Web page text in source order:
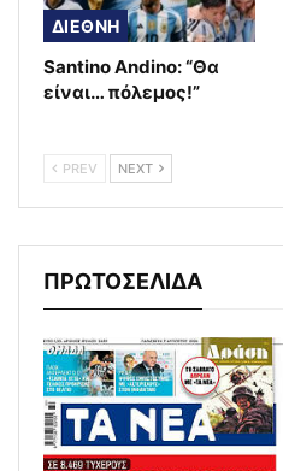
ΔΙΕΘΝΗ
Santino Andino: “Θα
είναι… πόλεμος!”
PREV NEXT
ΠΡΩΤΟΣΕΛΙΔΑ